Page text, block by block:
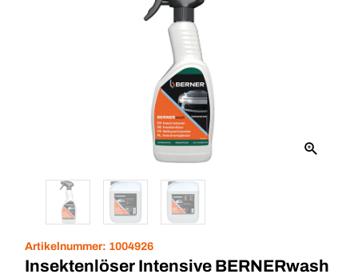
Artikelnummer: 1004926
Insektenlöser Intensive BERNERwash